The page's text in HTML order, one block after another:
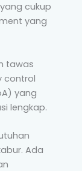
cukup
yang
tawas
control
yang
lengkap.
Ada